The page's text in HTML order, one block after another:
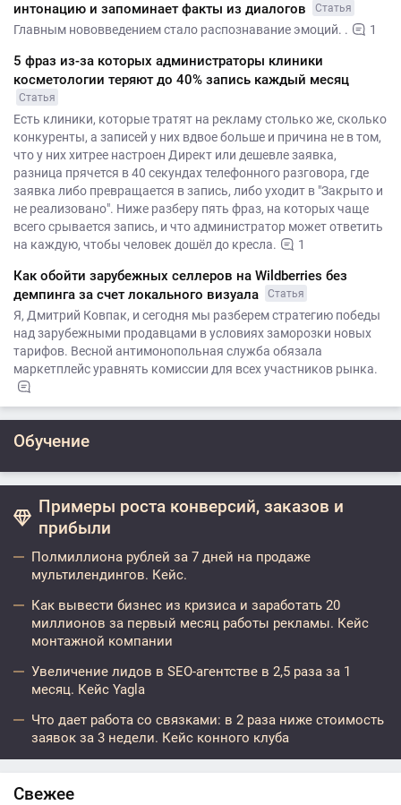
интонацию и запоминает факты из диалогов
Статья
Главным нововведением стало распознавание эмоций. . 1
5 фраз из-за которых администраторы клиники
косметологии теряют до 40% запись каждый месяц
Статья
Есть клиники, которые тратят на рекламу столько же, сколько
конкуренты, а записей у них вдвое больше и причина не в том,
что у них хитрее настроен Директ или дешевле заявка,
разница прячется в 40 секундах телефонного разговора, где
заявка либо превращается в запись, либо уходит в "Закрыто и
не реализовано". Ниже разберу пять фраз, на которых чаще
всего срывается запись, и что администратор может ответить
на каждую, чтобы человек дошёл до кресла.
1
Как обойти зарубежных селлеров на Wildberries без
демпинга за счет локального визуала
Статья
Я, Дмитрий Ковпак, и сегодня мы разберем стратегию победы
над зарубежными продавцами в условиях заморозки новых
тарифов. Весной антимонопольная служба обязала
маркетплейс уравнять комиссии для всех участников рынка.
Обучение
Примеры роста конверсий, заказов и
прибыли
Полмиллиона рублей за 7 дней на продаже
мультилендингов. Кейс.
Как вывести бизнес из кризиса и заработать 20
миллионов за первый месяц работы рекламы. Кейс
монтажной компании
Увеличение лидов в SEO-агентстве в 2,5 раза за 1
месяц. Кейс Yagla
Что дает работа со связками: в 2 раза ниже стоимость
заявок за 3 недели. Кейс конного клуба
Свежее